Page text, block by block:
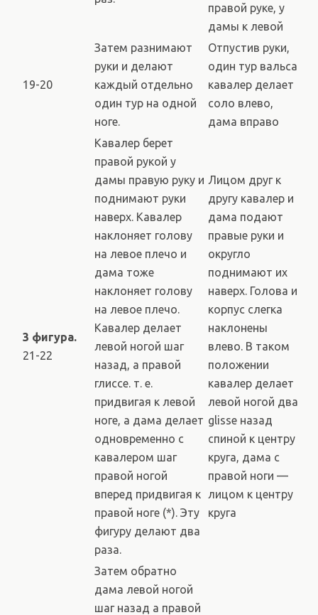
правой руке, у
дамы к левой
19-20
Затем разнимают
руки и делают
каждый отдельно
один тур на одной
ноге.
Отпустив руки,
один тур вальса
кавалер делает
соло влево,
дама вправо
3 фигура.
21-22
Кавалер берет
правой рукой у
дамы правую руку и
поднимают руки
наверх. Кавалер
наклоняет голову
на левое плечо и
дама тоже
наклоняет голову
на левое плечо.
Кавалер делает
левой ногой шаг
назад, а правой
глиссе. т. е.
придвигая к левой
ноге, а дама делает
одновременно с
кавалером шаг
правой ногой
вперед придвигая к
правой ноге (*). Эту
фигуру делают два
раза.
Лицом друг к
другу кавалер и
дама подают
правые руки и
округло
поднимают их
наверх. Голова и
корпус слегка
наклонены
влево. В таком
положении
кавалер делает
левой ногой два
glisse назад
спиной к центру
круга, дама с
правой ноги —
лицом к центру
круга
Затем обратно
дама левой ногой
шаг назад а правой